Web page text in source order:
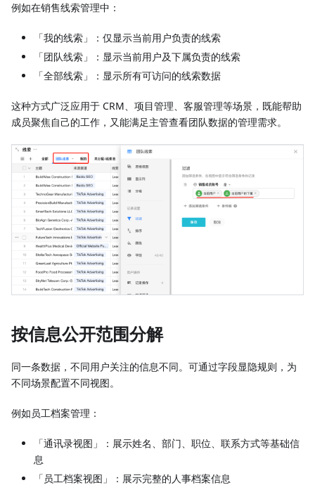
例如在销售线索管理中：
「我的线索」：仅显示当前用户负责的线索
「团队线索」：显示当前用户及下属负责的线索
「全部线索」：显示所有可访问的线索数据
这种方式广泛应用于 CRM、项目管理、客服管理等场景，既能帮助
成员聚焦自己的工作，又能满足主管查看团队数据的管理需求。
按信息公开范围分解
同一条数据，不同用户关注的信息不同。可通过字段显隐规则，为
不同场景配置不同视图。
例如员工档案管理：
「通讯录视图」：展示姓名、部门、职位、联系方式等基础信
息
「员工档案视图」：展示完整的人事档案信息